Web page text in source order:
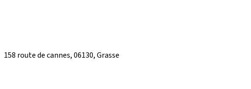
158 route de cannes, 06130, Grasse